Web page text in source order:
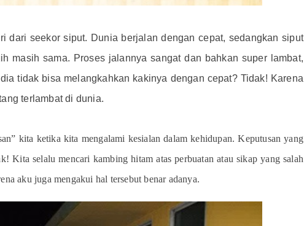
dari seekor siput. Dunia berjalan dengan cepat, sedangkan siput
masih sama. Proses jalannya sangat dan bahkan super lambat,
tidak bisa melangkahkan kakinya dengan cepat? Tidak! Karena
terlambat di dunia.
kita ketika kita mengalami kesialan dalam kehidupan. Keputusan yang
Kita selalu mencari kambing hitam atas perbuatan atau sikap yang salah
aku juga mengakui hal tersebut benar adanya.